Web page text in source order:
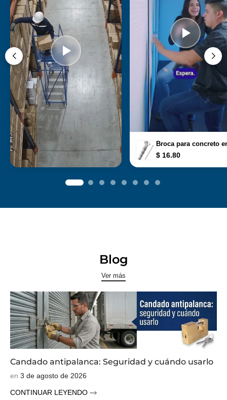
Broca para concreto
$ 16.80
Blog
Ver más
Candado antipalanca: Seguridad y cuándo usarlo
en 3 de agosto de 2026
CONTINUAR LEYENDO